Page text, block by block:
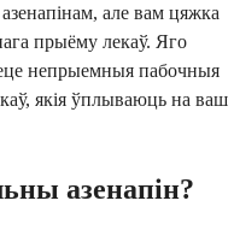
але вам цяжка
прыёму лекаў. Яго
непрыемныя пабочныя
якія ўплываюць на ваш
азенапін?